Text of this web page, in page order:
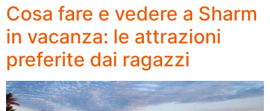
Cosa fare e vedere a Sharm
in vacanza: le attrazioni
preferite dai ragazzi